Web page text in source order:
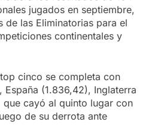
jugados en septiembre,
de las Eliminatorias para el
continentales y
cinco se completa con
España (1.836,42), Inglaterra
que cayó al quinto lugar con
de su derrota ante